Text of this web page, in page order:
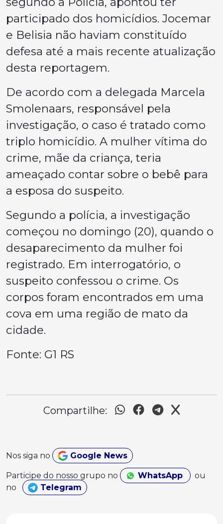
participado dos homicídios. Jocemar
e Belisia não haviam constituído
defesa até a mais recente atualização
desta reportagem.
De acordo com a delegada Marcela
Smolenaars, responsável pela
investigação, o caso é tratado como
triplo homicídio. A mulher vítima do
crime, mãe da criança, teria
ameaçado contar sobre o bebê para
a esposa do suspeito.
Segundo a polícia, a investigação
começou no domingo (20), quando o
desaparecimento da mulher foi
registrado. Em interrogatório, o
suspeito confessou o crime. Os
corpos foram encontrados em uma
cova em uma região de mato da
cidade.
Fonte: G1 RS
Compartilhe:
Nos siga no Google News
Participe do nosso grupo no WhatsApp
ou
no
Telegram